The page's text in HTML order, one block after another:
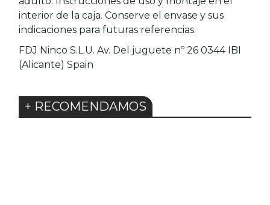
interior de la caja. Conserve el envase y sus
indicaciones para futuras referencias.
FDJ Ninco S.L.U. Av. Del juguete nº 26 0344 IBI
(Alicante) Spain
+ RECOMENDAMOS